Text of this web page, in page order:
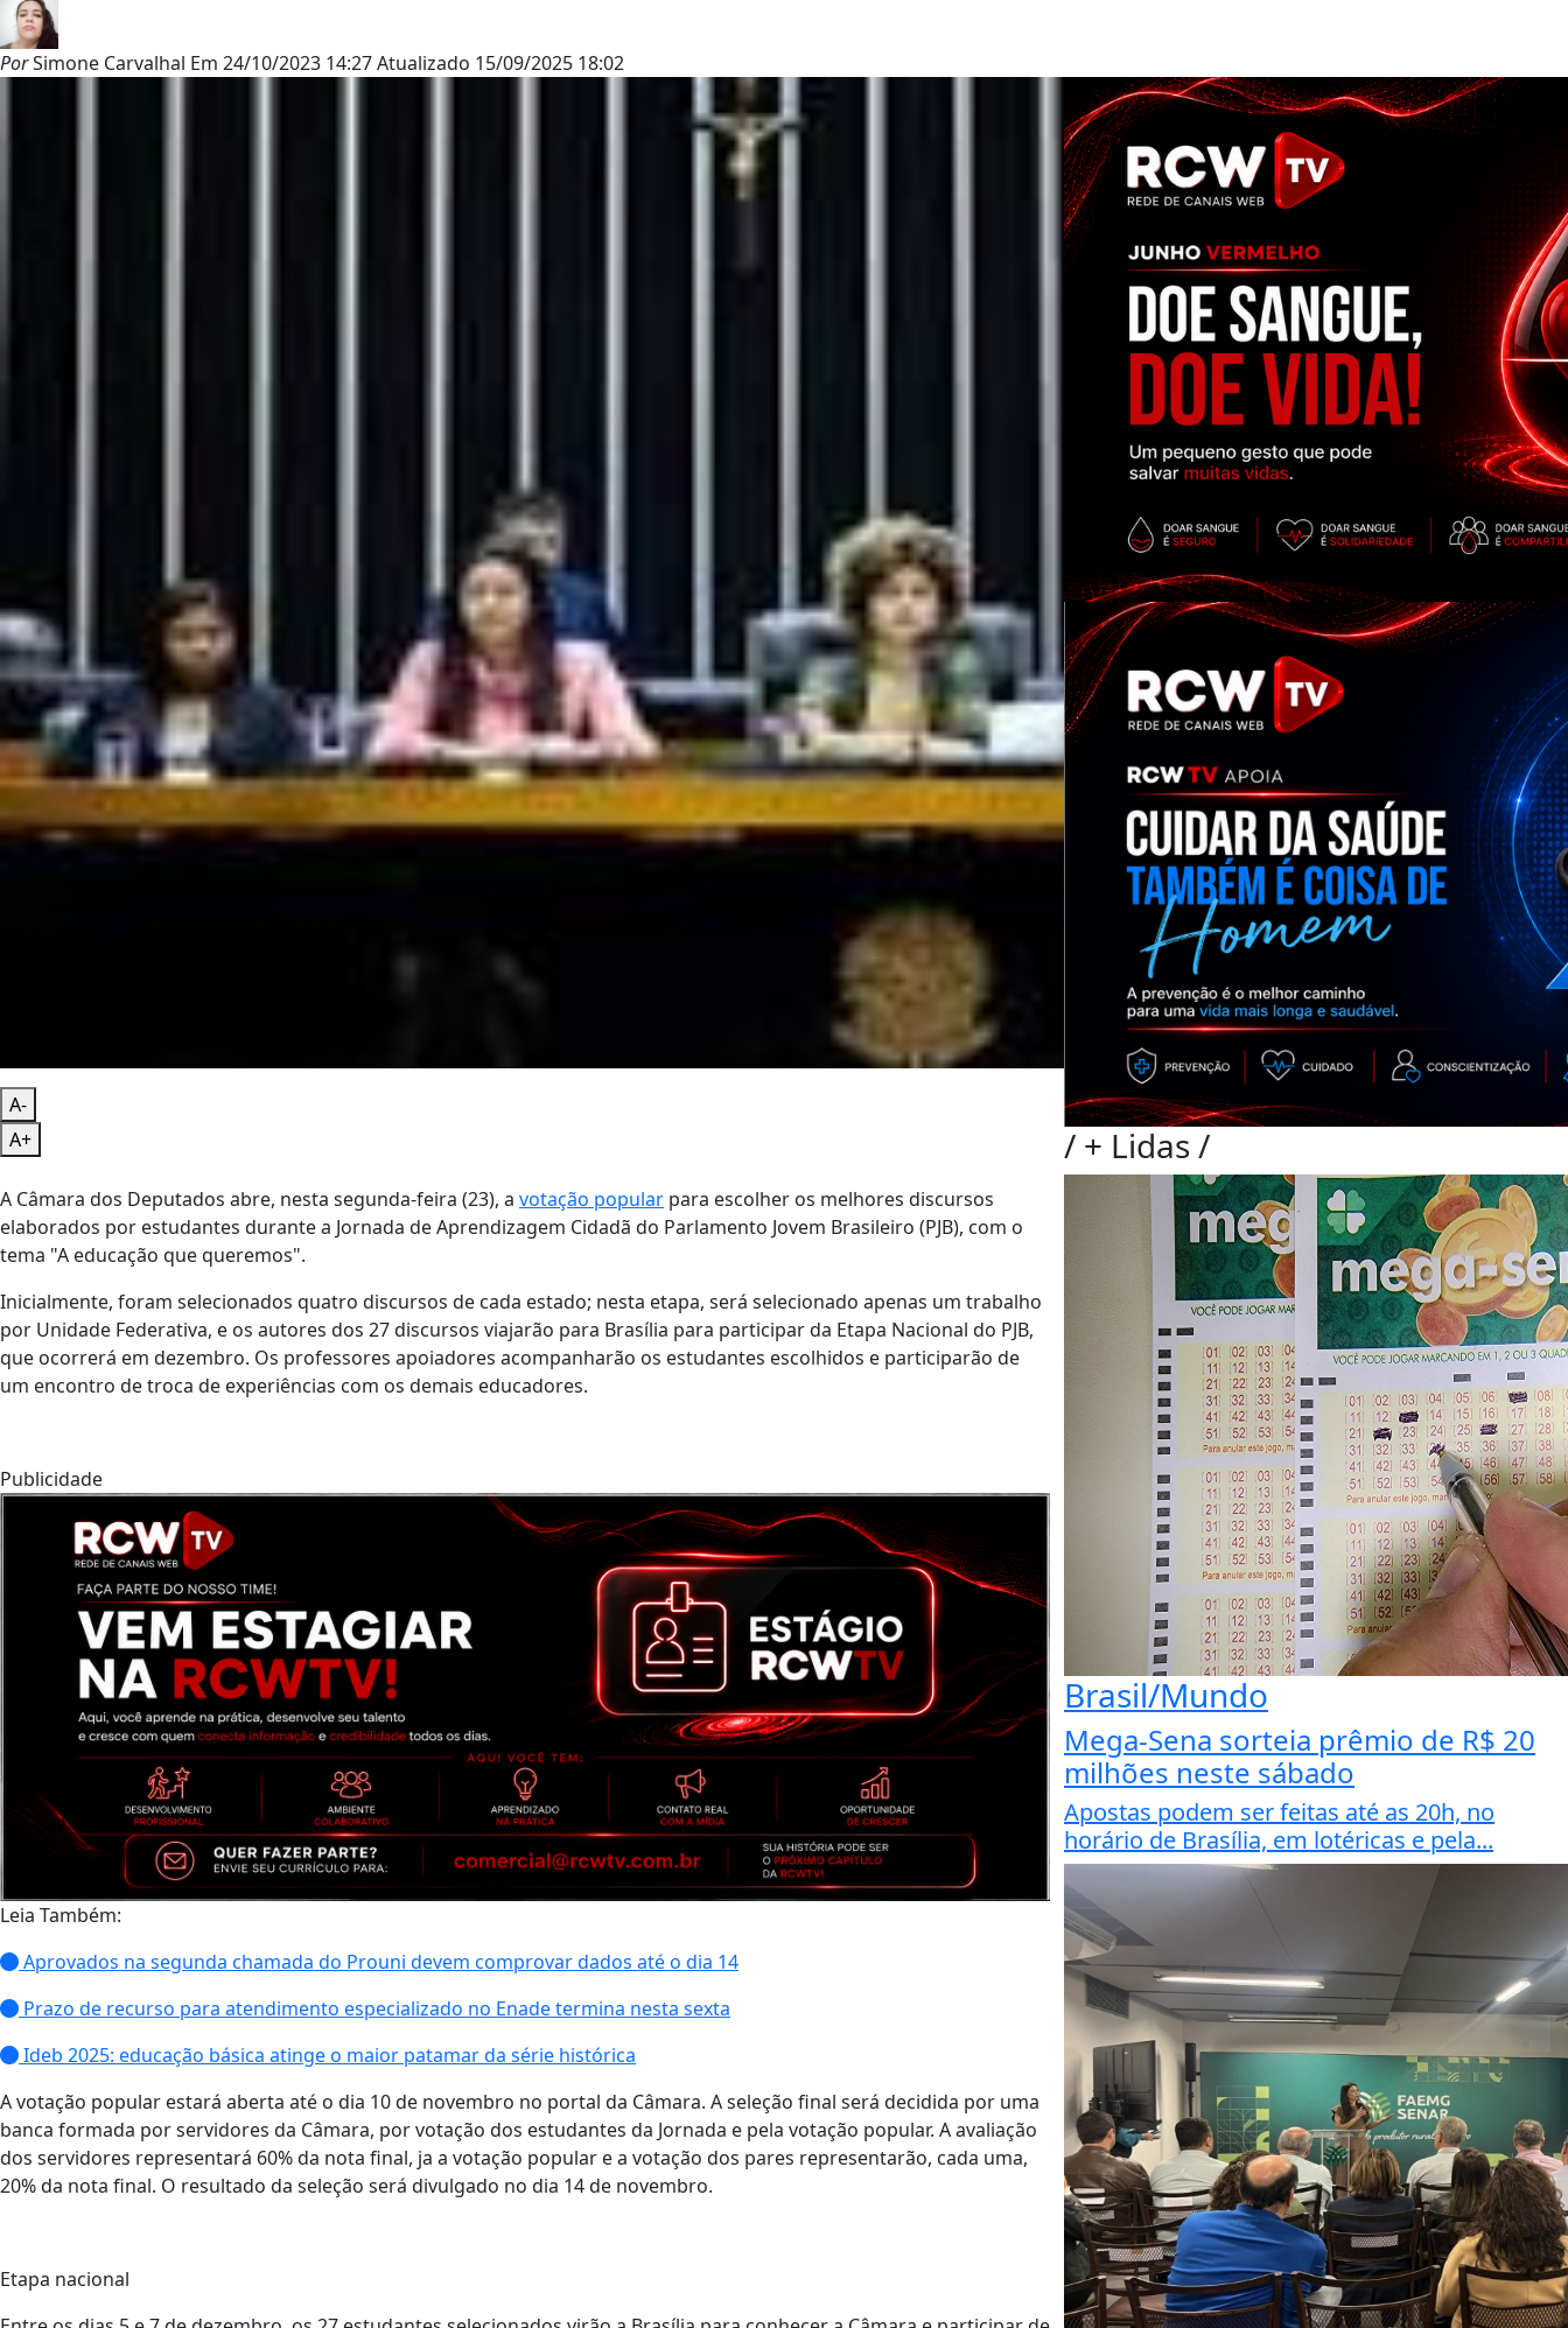
PorSimone Carvalhal Em 24/10/2023 14:27Atualizado 15/09/2025 18:02
A-
A+
A Câmara dos Deputados abre, nesta segunda-feira (23), a votação popular para escolher os melhores discursos
elaborados por estudantes durante a Jornada de Aprendizagem Cidadã do Parlamento Jovem Brasileiro (PJB), com o
tema "A educação que queremos".
Inicialmente, foram selecionados quatro discursos de cada estado; nesta etapa, será selecionado apenas um trabalho
por Unidade Federativa, e os autores dos 27 discursos viajarão para Brasília para participar da Etapa Nacional do PJB,
que ocorrerá em dezembro. Os professores apoiadores acompanharão os estudantes escolhidos e participarão de
um encontro de troca de experiências com os demais educadores.
Publicidade
Leia Também:
Aprovados na segunda chamada do Prouni devem comprovar dados até o dia 14
Prazo de recurso para atendimento especializado no Enade termina nesta sexta
Ideb 2025: educação básica atinge o maior patamar da série histórica
A votação popular estará aberta até o dia 10 de novembro no portal da Câmara. A seleção final será decidida por uma
banca formada por servidores da Câmara, por votação dos estudantes da Jornada e pela votação popular. A avaliação
dos servidores representará 60% da nota final, ja a votação popular e a votação dos pares representarão, cada uma,
20% da nota final. O resultado da seleção será divulgado no dia 14 de novembro.
Etapa nacional
/ + Lidas/
Brasil/Mundo
Mega-Sena sorteia prêmio de R$ 20
milhões neste sábado
Apostas podem ser feitas até as 20h, no
horário de Brasília, em lotéricas e pela...